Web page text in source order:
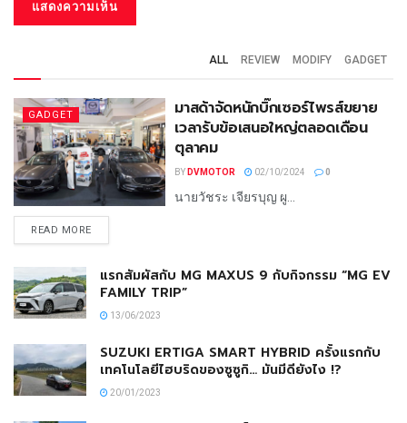
ALL REVIEW MODIFY GADGET
GADGET
มาสด้าจัดหนักบิ๊กเซอร์ไพรส์ขยาย
เวลารับข้อเสนอใหญ่ตลอดเดือน
ตุลาคม
BY DVMOTOR 02/10/2024 0
นายวัชระ เจียรบุญ ผู...
READ MORE
แรกสัมผัสกับ MG MAXUS 9 กับกิจกรรม “MG EV
FAMILY TRIP”
13/06/2023
SUZUKI ERTIGA SMART HYBRID ครั้งแรกกับ
เทคโนโลยีไฮบริดของซูซูกิ… มันมีดียังไง !?
20/01/2023